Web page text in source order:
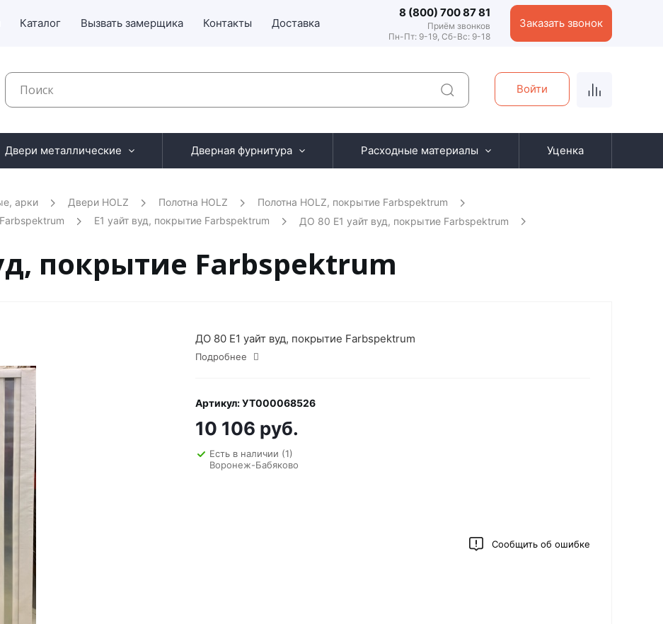
Каталог Вызвать замерщика Контакты Доставка
8 (800) 700 87 81
Приём звонков
Пн-Пт: 9-19, Сб-Вс: 9-18
Заказать звонок
Войти
Двери металлические Дверная фурнитура Расходные материалы Уценка
арки Двери HOLZ Полотна HOLZ
Полотна HOLZ, покрытие Farbspektrum
E1 уайт вуд, покрытие Farbspektrum ДО 80 E1 уайт вуд, покрытие Farbspektrum
покрытие Farbspektrum
ДО 80 E1 уайт вуд, покрытие Farbspektrum
Подробнее
Артикул: УТ000068526
10 106 руб.
Есть в наличии (1)
Воронеж-Бабяково
Сообщить об ошибке